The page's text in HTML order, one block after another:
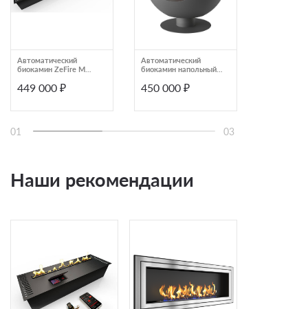
Автоматический
биокамин ZeFire М
449 000 ₽
Автоматический
биокамин напольный
управлением Airtone
450 000 ₽
01 03
Наши рекомендации